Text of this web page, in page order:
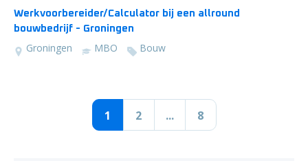
Werkvoorbereider/Calculator bij een allround
bouwbedrijf - Groningen
Groningen MBO Bouw
1 2 ... 8